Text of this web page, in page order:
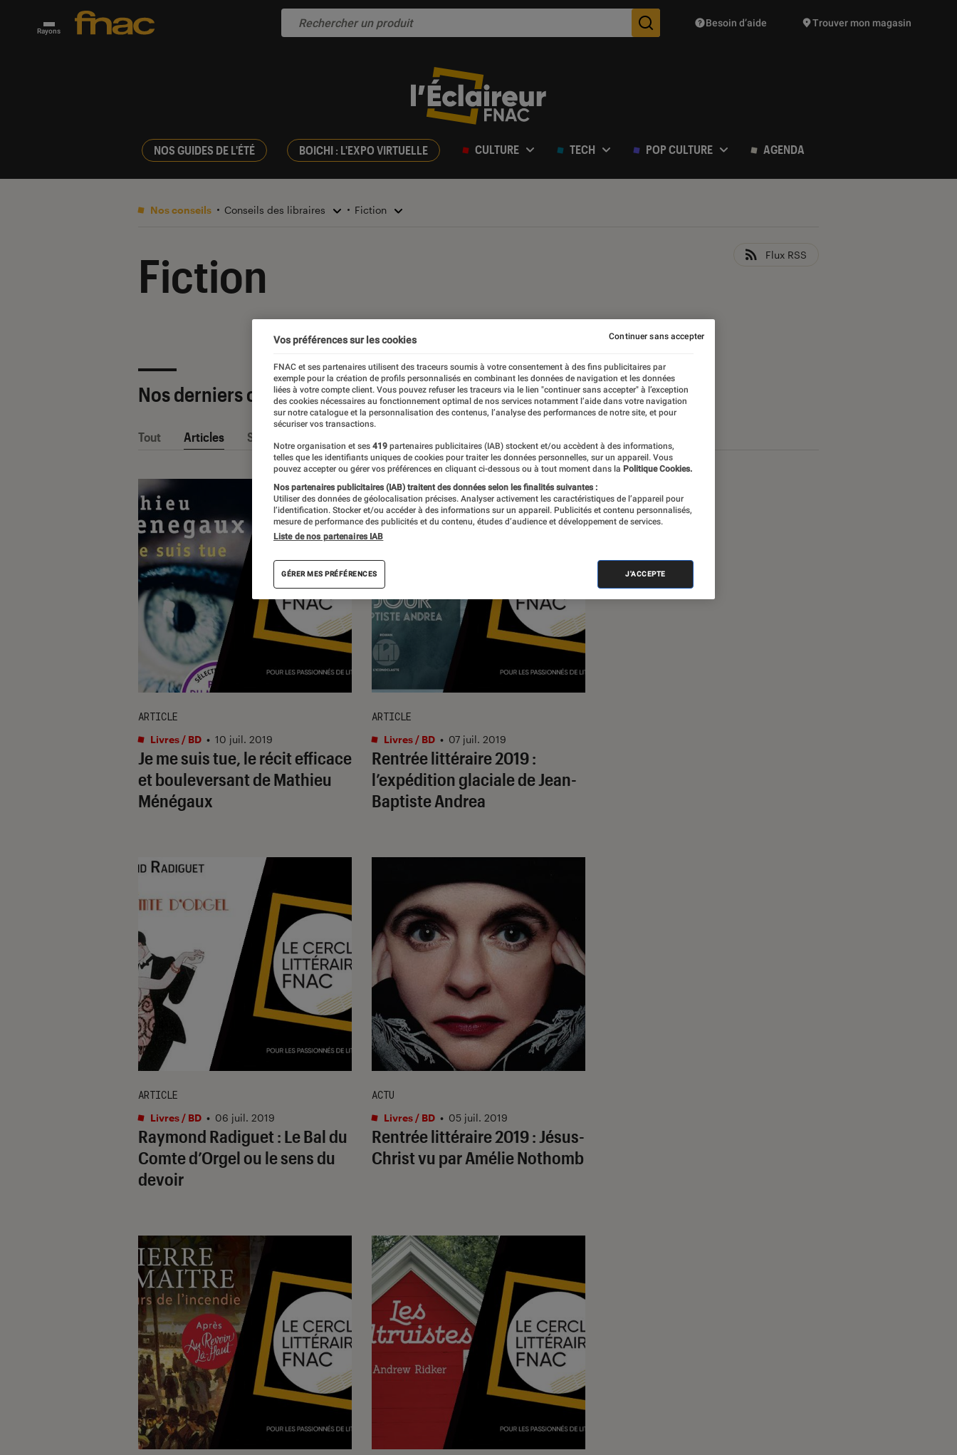
Rayons Des suggestions de produits vont vous être proposées
Besoin d’aide Trouver mon magasin
NOS GUIDES DE L'ÉTÉ BOICHI : L'EXPO VIRTUELLE CULTURE TECH POP CULTURE AGENDA
Nos conseils Conseils des libraires Fiction
Fiction Flux RSS
Nos derniers contenus
Tout Articles Sélections et guides
Je me suis tue, le récit efficace
et bouleversant de Mathieu
Ménégaux
ARTICLE
Livres / BD • 10 juil. 2019
Rentrée littéraire 2019 :
l’expédition glaciale de Jean-
Baptiste Andrea
ARTICLE
Livres / BD • 07 juil. 2019
Raymond Radiguet : Le Bal du
Comte d’Orgel ou le sens du
devoir
ARTICLE
Livres / BD • 06 juil. 2019
Rentrée littéraire 2019 : Jésus-
Christ vu par Amélie Nothomb
ACTU
Livres / BD • 05 juil. 2019
Vos préférences sur les cookies
FNAC et ses partenaires utilisent des traceurs soumis à votre consentement à des fins publicitaires par
exemple pour la création de profils personnalisés en combinant les données de navigation et les données
liées à votre compte client. Vous pouvez refuser les traceurs via le lien "continuer sans accepter" à l’exception
des cookies nécessaires au fonctionnement optimal de nos services notamment l’aide dans votre navigation
sur notre catalogue et la personnalisation des contenus, l’analyse des performances de notre site, et pour
sécuriser vos transactions.
Notre organisation et ses 419 partenaires publicitaires (IAB) stockent et/ou accèdent à des informations,
telles que les identifiants uniques de cookies pour traiter les données personnelles, sur un appareil. Vous
pouvez accepter ou gérer vos préférences en cliquant ci-dessous ou à tout moment dans la Politique Cookies.
Nos partenaires publicitaires (IAB) traitent des données selon les finalités suivantes :
Utiliser des données de géolocalisation précises. Analyser activement les caractéristiques de l’appareil pour
l’identification. Stocker et/ou accéder à des informations sur un appareil. Publicités et contenu personnalisés,
mesure de performance des publicités et du contenu, études d’audience et développement de services.
Liste de nos partenaires IAB
GÉRER MES PRÉFÉRENCES J'ACCEPTE
Continuer sans accepter